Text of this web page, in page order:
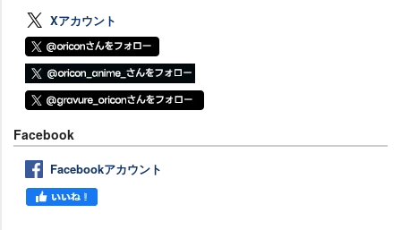
Xアカウント
Facebook
Facebookアカウント